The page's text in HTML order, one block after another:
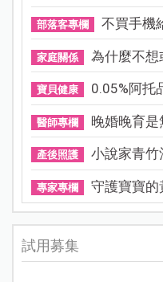
部落客專欄 不買手機
家庭關係 為什麼不想
寶貝健康 0.05%阿托
醫師專欄 晚婚晚育是
產後照護 小說家青竹
專家專欄 守護寶寶的
試用募集